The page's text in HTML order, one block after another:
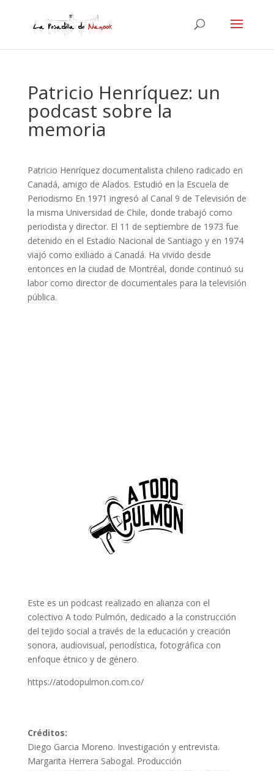
Patricio Henríquez: un
podcast sobre la
memoria
Patricio Henríquez documentalista chileno radicado en
Canadá, amigo de Alados. Estudió en la Escuela de
Periodismo En 1971 ingresó al Canal 9 de Televisión de
la misma Universidad de Chile, donde trabajó como
periodista y director. El 11 de septiembre de 1973 fue
detenido en el Estadio Nacional de Santiago y en 1974
viajó como exiliado a Canadá. Ha vivido desde
entonces en la ciudad de Montréal, donde continuó su
labor como director de documentales para la televisión
pública.
Este es un podcast realizado en alianza con el
colectivo A todo Pulmón, dedicado a la construcción
del tejido social a través de la educación y creación
sonora, audiovisual, periodística, fotográfica con
enfoque étnico y de género.
https://atodopulmon.com.co/
Créditos:
Diego Garcia Moreno. Investigación y entrevista.
Margarita Herrera Sabogal. Producción